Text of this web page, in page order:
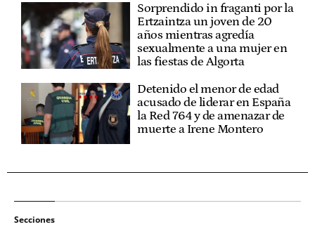
Sorprendido in fraganti por la
Ertzaintza un joven de 20
años mientras agredía
sexualmente a una mujer en
las fiestas de Algorta
Detenido el menor de edad
acusado de liderar en España
la Red 764 y de amenazar de
muerte a Irene Montero
Secciones